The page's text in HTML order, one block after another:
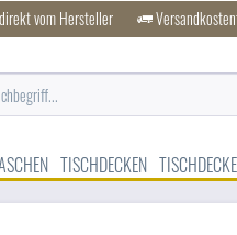
vom Hersteller
TISCHDECKEN